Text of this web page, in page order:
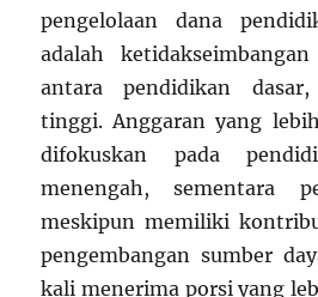
pengelolaan dana
adalah
antara pendidikan
tinggi. Anggaran yang
difokuskan pada
menengah, sementara
meskipun memiliki
pengembangan sumber
kali menerima porsi yang